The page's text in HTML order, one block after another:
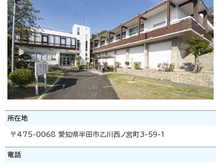
所在地
〒475-0068 愛知県半田市乙川西ノ宮町3-59-1
電話